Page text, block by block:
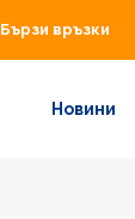
Бързи връзки
Новини